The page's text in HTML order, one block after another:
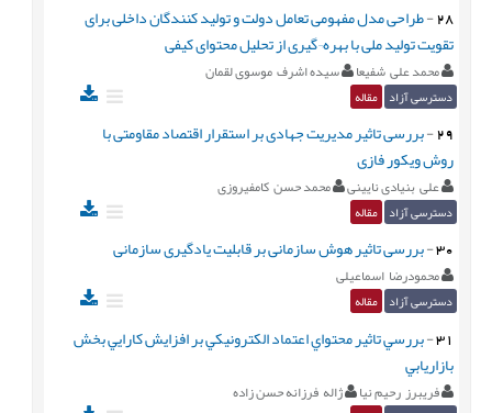
28
-طراحی مدل مفهومی تعامل دولت و تولید کنندگان داخلی برای
تقویت تولید ملی با بهره¬گیری از تحلیل محتوای کیفی
محمد علی شفیعا سیده اشرف موسوی لقمان
دسترسی آزاد مقاله
29
-بررسی تاثیر مدیریت جهادی بر استقرار اقتصاد مقاومتی با
روش ویکور فازی
علی بنیادی نایینی محمد حسن کامفیروزی
دسترسی آزاد مقاله
30
-بررسی تاثیر هوش سازمانی بر قابلیت یادگیری سازمانی
محمودرضا اسماعیلی
دسترسی آزاد مقاله
31
-بررسي تاثير محتواي اعتماد الكترونيكي بر افزايش كارايي بخش
بازاريابي
فریبرز رحیم نیا ژاله فرزانه حسن زاده